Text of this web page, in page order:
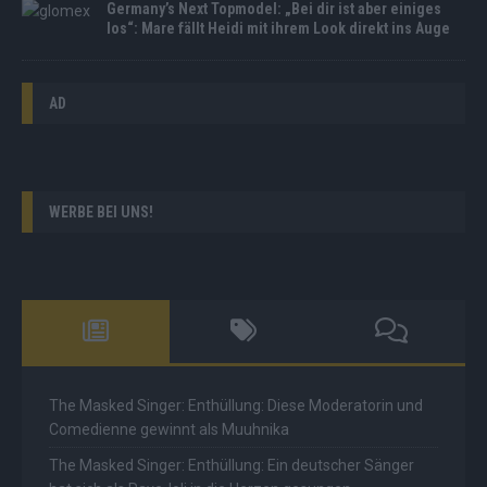
Germany’s Next Topmodel: „Bei dir ist aber einiges
los“: Mare fällt Heidi mit ihrem Look direkt ins Auge
AD
WERBE BEI UNS!
The Masked Singer: Enthüllung: Diese Moderatorin und
Comedienne gewinnt als Muuhnika
The Masked Singer: Enthüllung: Ein deutscher Sänger